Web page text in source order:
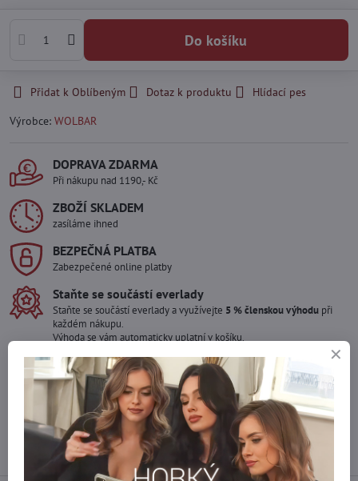
Do košíku
Přidat k Oblíbeným Dotaz k produktu
Hlídací pes
Výrobce: WOLBAR
DOPRAVA ZDARMA
Při nákupu nad 1190,- Kč
ZBOŽÍ SKLADEM
zasíláme ihned
BEZPEČNÁ PLATBA
Zabezpečené online platby
Staňte se součástí everlady
Staňte se součástí everlady a využívejte 5 % členskou výhodu při
každém nákupu.
Výhoda se vám automaticky uplatní v košíku.
Máte zájem o více kusů ?
Kontaktujte nás na mail, zboží pro Vás doskladníme!
info​@everlady​.eu